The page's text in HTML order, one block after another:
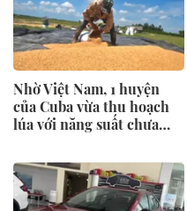
Nhờ Việt Nam, 1 huyện
của Cuba vừa thu hoạch
lúa với năng suất chưa